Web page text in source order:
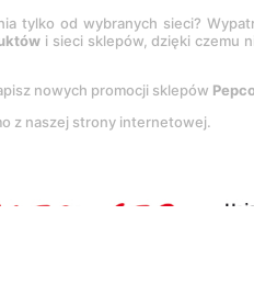
tylko od wybranych sieci?
i sieci sklepów, dzięki czemu
nowych promocji sklepów
z naszej strony internetowej.